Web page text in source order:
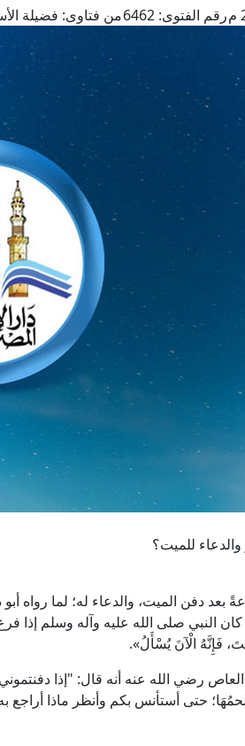
رقم الفتوى: من فتاوى: فضيلة
للميت؟
بعد دفن الميت، والدعاء له؛ لما رواه
النبي صلى الله عليه وآله وسلم إذا
فَإِنَّهُ الْآنَ يُسْأَلُ».
رضي الله عنه أنه قال: "إذا
حتى أستأنس بكم وأنظر ماذا أراجع